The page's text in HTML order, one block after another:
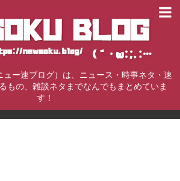
ュー速ブログ）は、ニュース・時事ネタ・速
もの、雑談ネタまでなんでもまとめていま
す！